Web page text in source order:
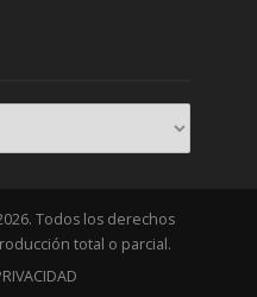
Todos los derechos
total o parcial.